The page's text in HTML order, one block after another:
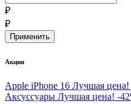
₽
₽
Акции
Apple iPhone 16 Лучшая цена!
Аксуссуары Лучшая цена! -